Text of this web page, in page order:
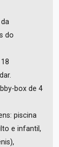
do
box de 4
piscina
e infantil,